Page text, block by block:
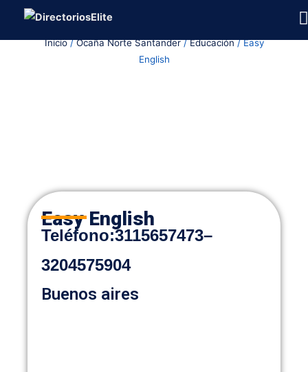
contenidoInicio/Ocaña Norte Santander/Educación/ Easy
English
Easy English
Teléfono:3115657473–
3204575904
Buenos aires